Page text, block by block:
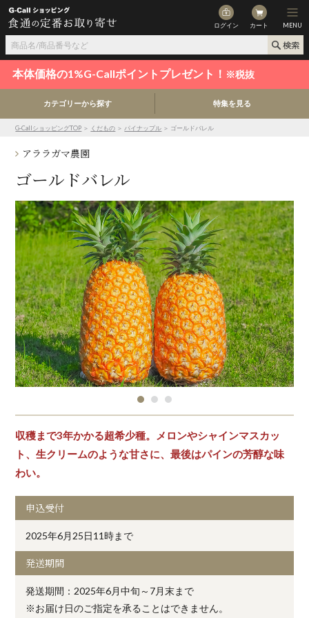
ログイン カート MENU
本体価格の1%G-Callポイントプレゼント！ ※税抜
カテゴリーから探す 特集を見る
G-CallショッピングTOP ＞ くだもの ＞ パイナップル ＞ ゴールドバレル
アララガマ農園
ゴールドバレル
収穫まで3年かかる超希少種。メロンやシャインマスカッ
ト、生クリームのような甘さに、最後はパインの芳醇な味
わい。
申込受付
2025年6月25日11時まで
発送期間
発送期間：2025年6月中旬～7月末まで
※お届け日のご指定を承ることはできません。